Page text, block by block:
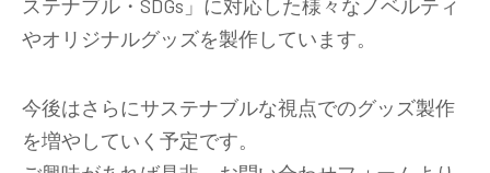
ステナブル・SDGs」に対応した様々なノベルティ
やオリジナルグッズを製作しています。
今後はさらにサステナブルな視点でのグッズ製作
を増やしていく予定です。